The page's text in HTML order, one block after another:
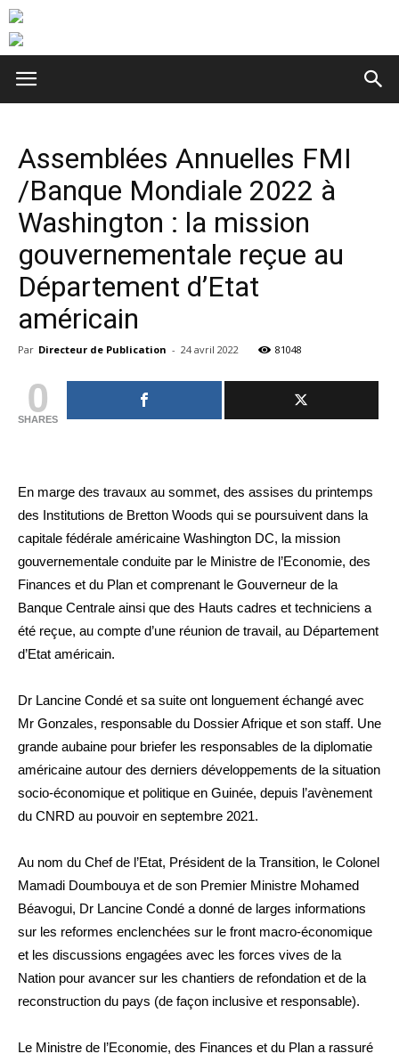
Assemblées Annuelles FMI
/Banque Mondiale 2022 à
Washington : la mission
gouvernementale reçue au
Département d’Etat
américain
Par Directeur de Publication - 24 avril 2022 81048
0
SHARES
En marge des travaux au sommet, des assises du printemps
des Institutions de Bretton Woods qui se poursuivent dans la
capitale fédérale américaine Washington DC, la mission
gouvernementale conduite par le Ministre de l’Economie, des
Finances et du Plan et comprenant le Gouverneur de la
Banque Centrale ainsi que des Hauts cadres et techniciens a
été reçue, au compte d’une réunion de travail, au Département
d’Etat américain.
Dr Lancine Condé et sa suite ont longuement échangé avec
Mr Gonzales, responsable du Dossier Afrique et son staff. Une
grande aubaine pour briefer les responsables de la diplomatie
américaine autour des derniers développements de la situation
socio-économique et politique en Guinée, depuis l’avènement
du CNRD au pouvoir en septembre 2021.
Au nom du Chef de l’Etat, Président de la Transition, le Colonel
Mamadi Doumbouya et de son Premier Ministre Mohamed
Béavogui, Dr Lancine Condé a donné de larges informations
sur les reformes enclenchées sur le front macro-économique
et les discussions engagées avec les forces vives de la
Nation pour avancer sur les chantiers de refondation et de la
reconstruction du pays (de façon inclusive et responsable).
Le Ministre de l’Economie, des Finances et du Plan a rassuré